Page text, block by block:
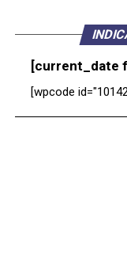
[current_date
[wpcode